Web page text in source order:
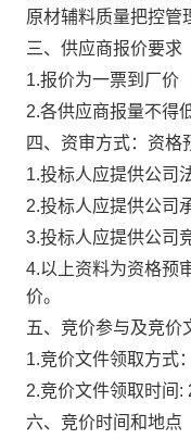
原材辅料质量把控管
三、供应商报价要求
1.报价为一票到厂价
2.各供应商报量不得
四、资审方式： 资格
1.投标人应提供公司
2.投标人应提供公司
3.投标人应提供公司
4.以上资料为资格预
价。
五、竞价参与及竞价
1.竞价文件领取方式
2.竞价文件领取时间
六、竞价时间和地点